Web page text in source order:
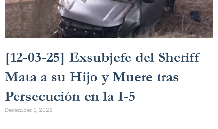
[12-03-25] Exsubjefe del Sheriff
Mata a su Hijo y Muere tras
Persecución en la I-5
December 3, 2025